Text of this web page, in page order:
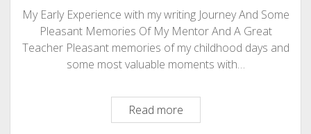
My Early Experience with my writing Journey And Some
Pleasant Memories Of My Mentor And A Great
Teacher Pleasant memories of my childhood days and
some most valuable moments with…
Read moreA
Great